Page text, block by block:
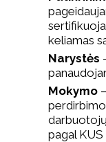
keliamas
Narystės
Mokymo
pagal